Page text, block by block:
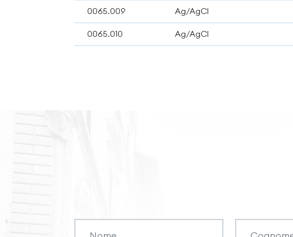
0065.009 Ag/AgCl
0065.010 Ag/AgCl